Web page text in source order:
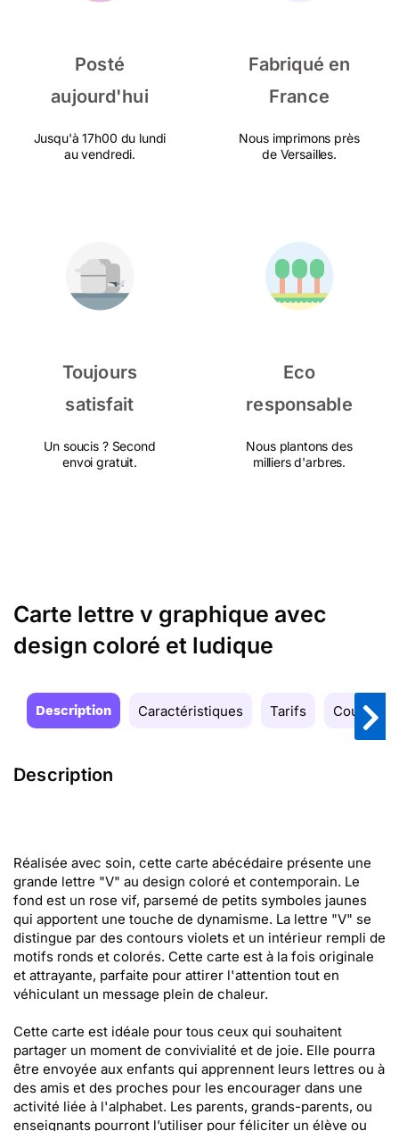
Posté
aujourd'hui
Jusqu'à 17h00 du lundi
au vendredi.
Fabriqué en
France
Nous imprimons près
de Versailles.
Toujours
satisfait
Un soucis ? Second
envoi gratuit.
Eco
responsable
Nous plantons des
milliers d'arbres.
Carte lettre v graphique avec
design coloré et ludique
Description Caractéristiques Tarifs Couleurs
Description
Réalisée avec soin, cette carte abécédaire présente une
grande lettre "V" au design coloré et contemporain. Le
fond est un rose vif, parsemé de petits symboles jaunes
qui apportent une touche de dynamisme. La lettre "V" se
distingue par des contours violets et un intérieur rempli de
motifs ronds et colorés. Cette carte est à la fois originale
et attrayante, parfaite pour attirer l'attention tout en
véhiculant un message plein de chaleur.
Cette carte est idéale pour tous ceux qui souhaitent
partager un moment de convivialité et de joie. Elle pourra
être envoyée aux enfants qui apprennent leurs lettres ou à
des amis et des proches pour les encourager dans une
activité liée à l'alphabet. Les parents, grands-parents, ou
enseignants pourront l’utiliser pour féliciter un élève ou